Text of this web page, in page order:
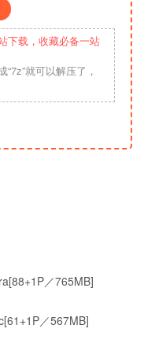
下载，收藏必备一站
就可以解压了，
／765MB]
／567MB]